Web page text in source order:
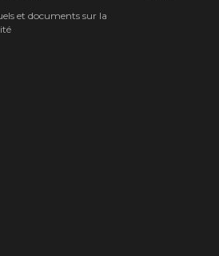
et documents sur la